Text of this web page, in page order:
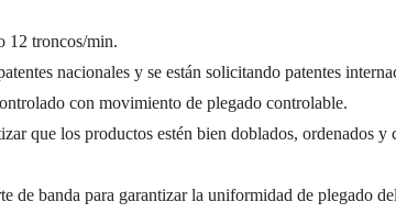
12 troncos/min.
nacionales y se están solicitando patentes
con movimiento de plegado controlable.
que los productos estén bien doblados, ordenados y
de banda para garantizar la uniformidad de plegado